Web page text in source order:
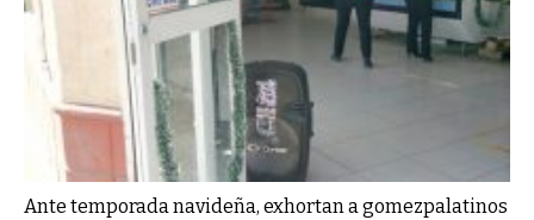
Ante temporada navideña, exhortan a gomezpalatinos